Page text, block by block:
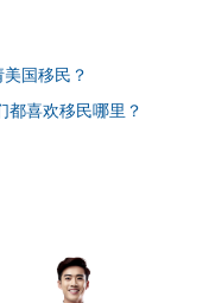
国移民？
都喜欢移民哪里？